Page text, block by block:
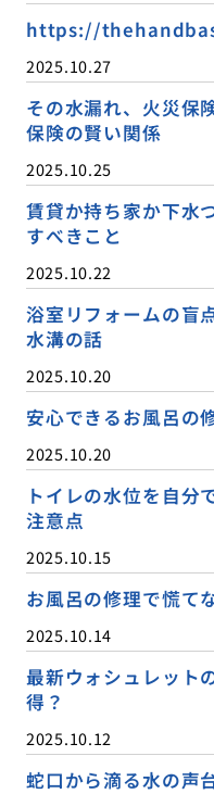
https://
2025.10.27
その水漏れ、火災保
保険の賢い関係
2025.10.25
賃貸か持ち家か下水
すべきこと
2025.10.22
浴室リフォームの盲
水溝の話
2025.10.20
安心できるお風呂の
2025.10.20
トイレの水位を自分
注意点
2025.10.15
お風呂の修理で慌て
2025.10.14
最新ウォシュレット
得？
2025.10.12
蛇口から滴る水の声